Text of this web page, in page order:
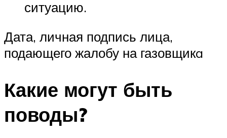
ситуацию.
Дата, личная подпись лица,
подающего жалобу на газовщикa
Какие могут быть
поводы?